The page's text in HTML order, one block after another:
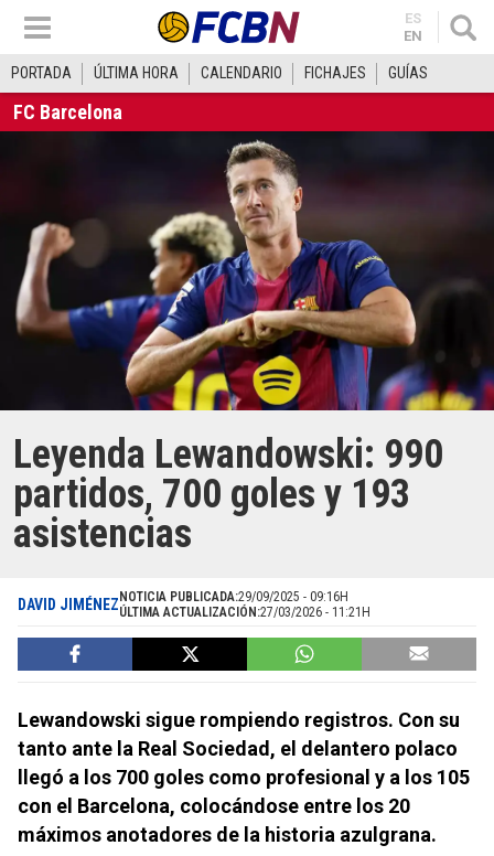
ES
EN
PORTADA ÚLTIMA HORA CALENDARIO FICHAJES GUÍAS
FC Barcelona
Leyenda Lewandowski: 990
partidos, 700 goles y 193
asistencias
DAVID JIMÉNEZ NOTICIA PUBLICADA:29/09/2025 - 09:16H
ÚLTIMA ACTUALIZACIÓN:27/03/2026 - 11:21H
Lewandowski sigue rompiendo registros. Con su
tanto ante la Real Sociedad, el delantero polaco
llegó a los 700 goles como profesional y a los 105
con el Barcelona, colocándose entre los 20
máximos anotadores de la historia azulgrana.